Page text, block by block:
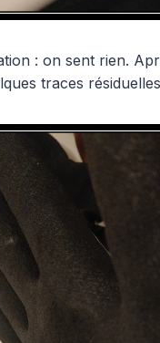
: on sent rien.
traces résiduelles